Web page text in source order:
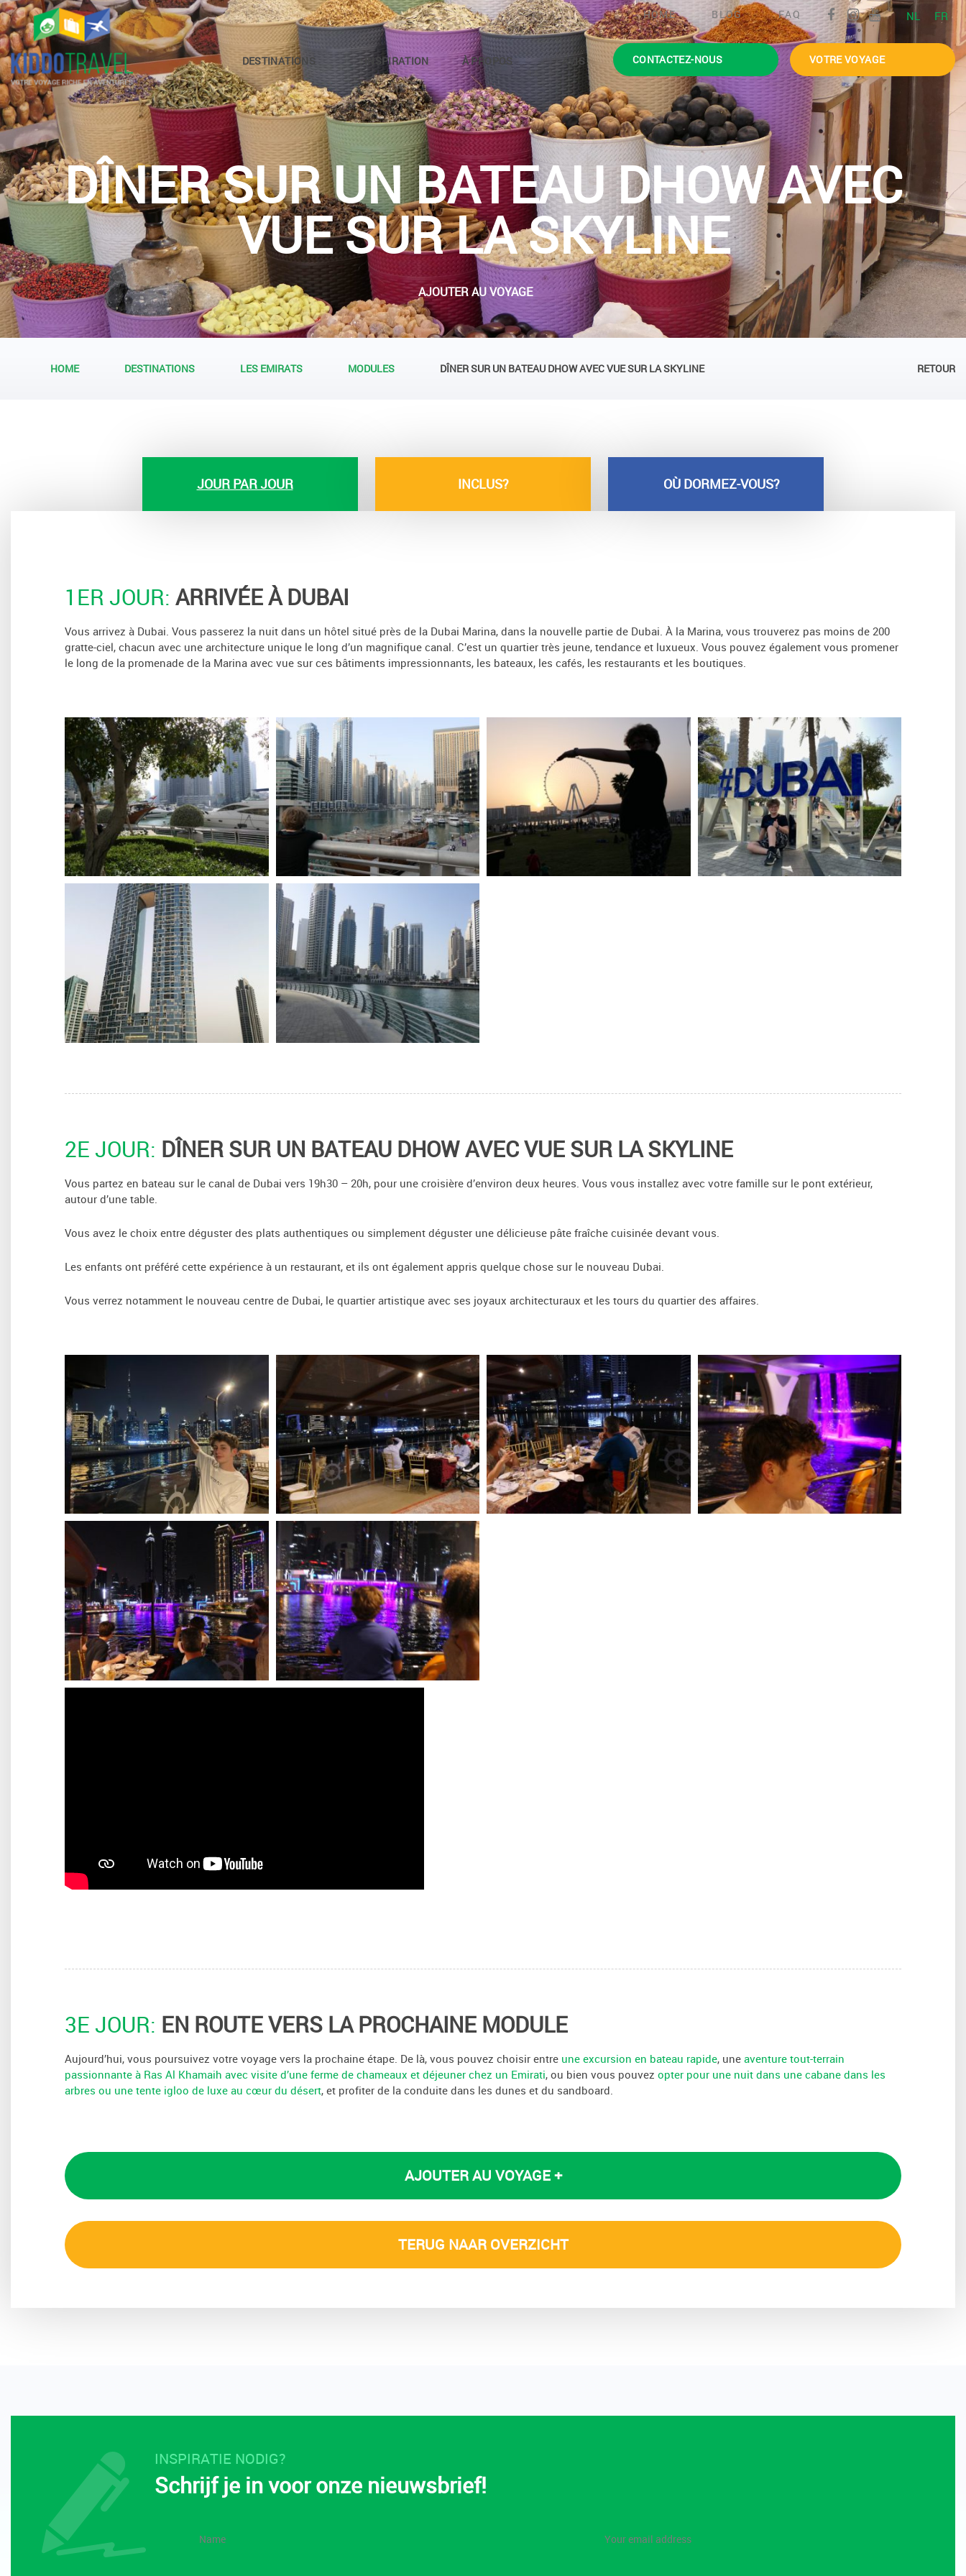
HOME BLOG FAQ NL FR
DESTINATIONS INSPIRATION À PROPOS AVIS CONTACTEZ-NOUS VOTRE VOYAGE
DÎNER SUR UN BATEAU DHOW AVEC
VUE SUR LA SKYLINE
AJOUTER AU VOYAGE
HOME DESTINATIONS LES EMIRATS MODULES DÎNER SUR UN BATEAU DHOW AVEC VUE SUR LA SKYLINE RETOUR
JOUR PAR JOUR INCLUS? OÙ DORMEZ-VOUS?
1ER JOUR: ARRIVÉE À DUBAI
Vous arrivez à Dubai. Vous passerez la nuit dans un hôtel situé près de la Dubai Marina, dans la nouvelle partie de Dubai. À la Marina, vous trouverez pas moins de 200
gratte-ciel, chacun avec une architecture unique le long d’un magnifique canal. C’est un quartier très jeune, tendance et luxueux. Vous pouvez également vous promener
le long de la promenade de la Marina avec vue sur ces bâtiments impressionnants, les bateaux, les cafés, les restaurants et les boutiques.
2E JOUR: DÎNER SUR UN BATEAU DHOW AVEC VUE SUR LA SKYLINE
Vous partez en bateau sur le canal de Dubai vers 19h30 – 20h, pour une croisière d’environ deux heures. Vous vous installez avec votre famille sur le pont extérieur,
autour d’une table.
Vous avez le choix entre déguster des plats authentiques ou simplement déguster une délicieuse pâte fraîche cuisinée devant vous.
Les enfants ont préféré cette expérience à un restaurant, et ils ont également appris quelque chose sur le nouveau Dubai.
Vous verrez notamment le nouveau centre de Dubai, le quartier artistique avec ses joyaux architecturaux et les tours du quartier des affaires.
3E JOUR: EN ROUTE VERS LA PROCHAINE MODULE
Aujourd’hui, vous poursuivez votre voyage vers la prochaine étape. De là, vous pouvez choisir entre une excursion en bateau rapide, une aventure tout-terrain
passionnante à Ras Al Khamaih avec visite d’une ferme de chameaux et déjeuner chez un Emirati, ou bien vous pouvez opter pour une nuit dans une cabane dans les
arbres ou une tente igloo de luxe au cœur du désert, et profiter de la conduite dans les dunes et du sandboard.
AJOUTER AU VOYAGE +
TERUG NAAR OVERZICHT
INSPIRATIE NODIG?
Schrijf je in voor onze nieuwsbrief!